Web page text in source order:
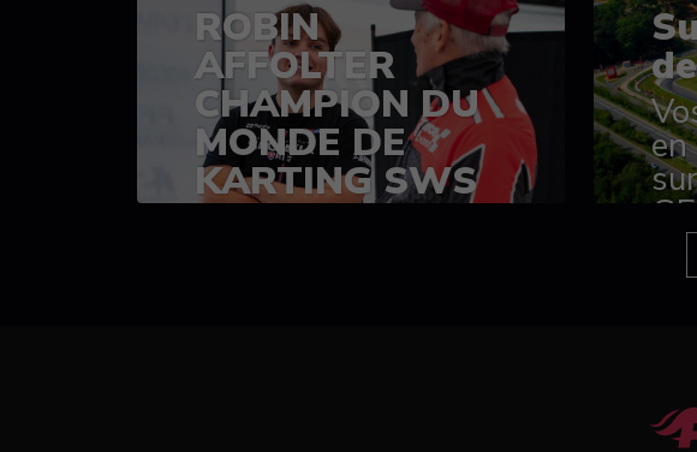
ROBIN
AFFOLTER
CHAMPION DU
MONDE DE
KARTING SWS
(SPRINT)
en